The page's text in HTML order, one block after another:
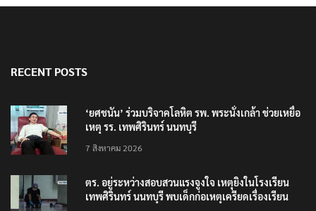
RECENT POSTS
‘ยศชนัน’ ร่วมบริจาคโลหิต รพ. พระนั่งเกล้า ช่วยเหยื่อ
เหตุ รร. เทพศิรินทร์ นนทบุรี
7 สิงหาคม 2026
ตร. อยู่ระหว่างสอบสวนแรงจูงใจ เหตุยิงในโรงเรียน
เทพศิรินทร์ นนทบุรี พบเด็กก่อเหตุเครียดเรื่องเรียน